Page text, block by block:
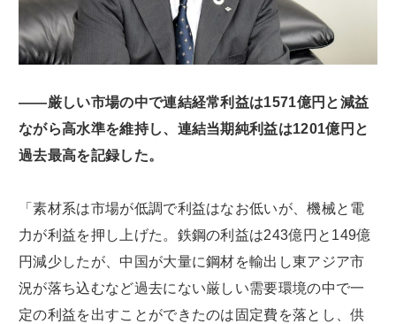
――厳しい市場の中で連結経常利益は1571億円と減益
ながら高水準を維持し、連結当期純利益は1201億円と
過去最高を記録した。
「素材系は市場が低調で利益はなお低いが、機械と電
力が利益を押し上げた。鉄鋼の利益は243億円と149億
円減少したが、中国が大量に鋼材を輸出し東アジア市
況が落ち込むなど過去にない厳しい需要環境の中で一
定の利益を出すことができたのは固定費を落とし、供